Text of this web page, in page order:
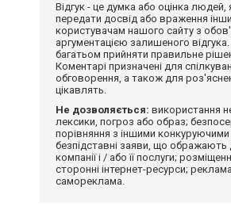
Відгук - це думка або оцінка людей,
передати досвід або враження
користувачам нашого сайту з
аргументацією залишеного
багатьом прийняти правильне
Коментарі призначені для
обговорення, а також для
цікавлять.
Не дозволяється: використання
лексики, погроз або образ;
порівняння з іншими конкуруючими
безпідставні заяви, що ображають
компанії і / або її послуги;
сторонні інтернет-ресурси;
самореклама.